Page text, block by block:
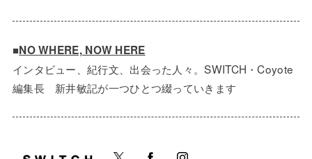
■NO WHERE, NOW HERE
インタビュー、紀行文、出会った人々。SWITCH・Coyote
編集長 新井敏記が一つひとつ綴っていきます